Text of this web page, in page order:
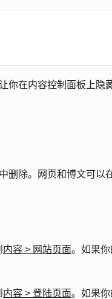
你在内容控制面板上隐
删除。网页和博文可以
内容 > 网站页面。如果
内容 > 登陆页面。如果